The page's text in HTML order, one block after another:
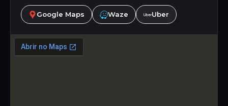
Google Maps Waze Uber